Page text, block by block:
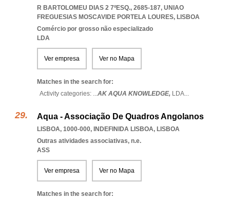
R BARTOLOMEU DIAS 2 7ºESQ., 2685-187, UNIAO
FREGUESIAS MOSCAVIDE PORTELA LOURES, LISBOA
Comércio por grosso não especializado
LDA
Ver empresa Ver no Mapa
Matches in the search for:
Activity categories: ...AK AQUA KNOWLEDGE, LDA...
Aqua - Associação De Quadros Angolanos
LISBOA, 1000-000, INDEFINIDA LISBOA, LISBOA
Outras atividades associativas, n.e.
ASS
Ver empresa Ver no Mapa
Matches in the search for: